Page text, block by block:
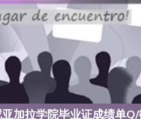
户（国内顺丰，国外DHL）。
明材料 1、教育部学历学位
，存档。 2、留学回国人员证
馆网站真实存档可查。 3、
，存档可查，终身受用。
艺术与建筑学院、商学院、
学院、教育学院、工程学院
信息工程与科学学院、人文
院等。学校的教育学院排名
加拉学院毕业证成绩单